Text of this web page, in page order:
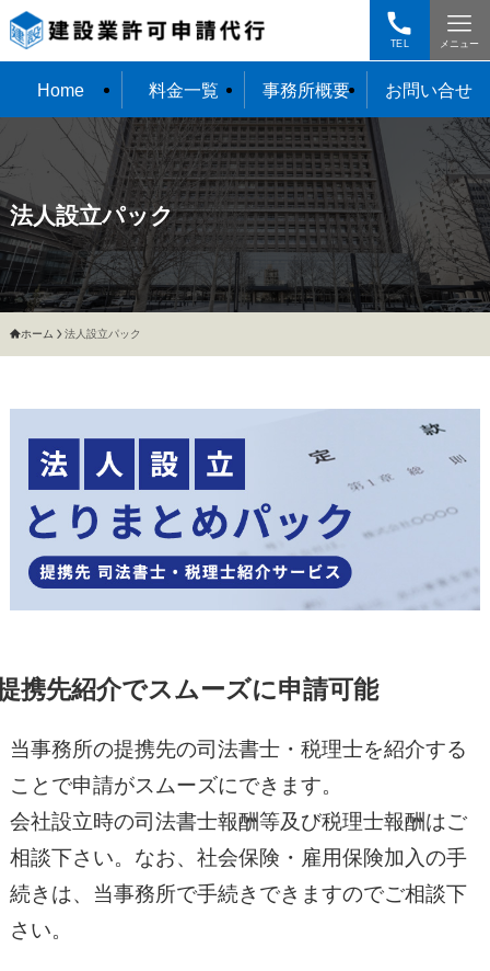
Home 料金一覧 事務所概要 お問い合せ
TEL メニュー
法人設立パック
ホーム 法人設立パック
携先紹介でスムーズに申請可能
当事務所の提携先の司法書士・税理士を紹介する
ことで申請がスムーズにできます。
会社設立時の司法書士報酬等及び税理士報酬はご
相談下さい。なお、社会保険・雇用保険加入の手
続きは、当事務所で手続きできますのでご相談下
さい。